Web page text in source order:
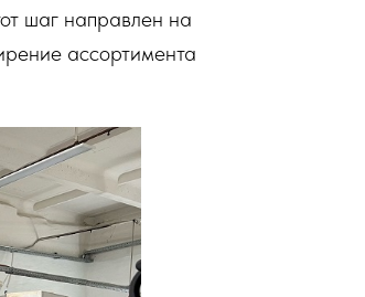
шаг направлен на
ассортимента